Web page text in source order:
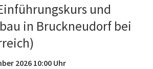
und
in Bruckneudorf bei
2026 10:00 Uhr